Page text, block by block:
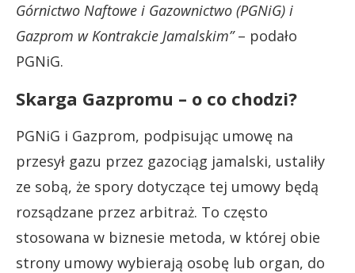
Górnictwo Naftowe i Gazownictwo (PGNiG) i
Gazprom w Kontrakcie Jamalskim”– podało
PGNiG.
Skarga Gazpromu – o co chodzi?
PGNiG i Gazprom, podpisując umowę na
przesył gazu przez gazociąg jamalski, ustaliły
ze sobą, że spory dotyczące tej umowy będą
rozsądzane przez arbitraż. To często
stosowana w biznesie metoda, w której obie
strony umowy wybierają osobę lub organ, do